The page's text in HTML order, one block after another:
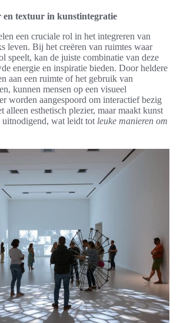
textuur in kunstintegratie
een cruciale rol in het integreren van
leven. Bij het creëren van ruimtes waar
speelt, kan de juiste combinatie van deze
energie en inspiratie bieden. Door heldere
aan een ruimte of het gebruik van
kunnen mensen op een visueel
worden aangespoord om interactief bezig
alleen esthetisch plezier, maar maakt kunst
wat leidt tot leuke manieren om